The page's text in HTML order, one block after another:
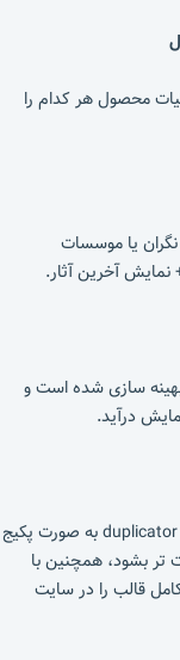
محصول هر کدام را
نگران یا موسسات
نمایش آخرین آثار.
بهینه سازی شده است و
درآید.
ما برای سهولت در کار این قالب را با استفاده از افزونه duplicator به صورت پکیج
تر بشود، همچنین با
قالب را در سایت